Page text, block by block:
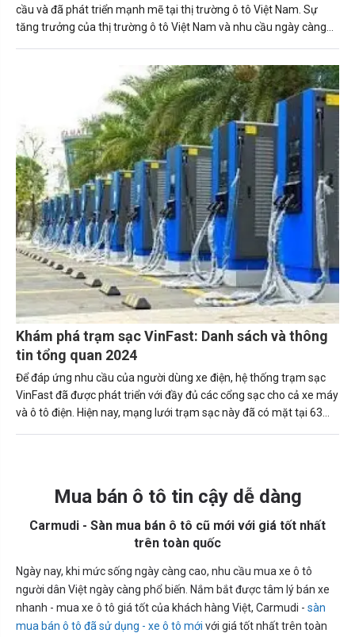
cầu và đã phát triển mạnh mẽ tại thị trường ô tô Việt Nam. Sự
tăng trưởng của thị trường ô tô Việt Nam và nhu cầu ngày càng
Khám phá trạm sạc VinFast: Danh sách và thông
tin tổng quan 2024
Để đáp ứng nhu cầu của người dùng xe điện, hệ thống trạm sạc
VinFast đã được phát triển với đầy đủ các cổng sạc cho cả xe máy
và ô tô điện. Hiện nay, mạng lưới trạm sạc này đã có mặt tại 63
Mua bán ô tô tin cậy dễ dàng
Carmudi - Sàn mua bán ô tô cũ mới với giá tốt nhất
trên toàn quốc
Ngày nay, khi mức sống ngày càng cao, nhu cầu mua xe ô tô
người dân Việt ngày càng phổ biến. Nắm bắt được tâm lý bán xe
nhanh - mua xe ô tô giá tốt của khách hàng Việt, Carmudi - sàn
mua bán ô tô đã sử dụng - xe ô tô mới với giá tốt nhất trên toàn